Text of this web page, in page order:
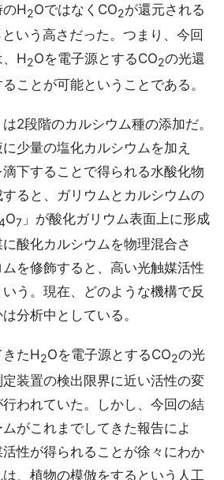
H2OではなくCO2が還元される
いう高さだった。つまり、今回
H2Oを電子源とするCO2の光還
ことが可能ということである。
2段階のカルシウム種の添加だ。
少量の塩化カルシウムを加え
下することで得られる水酸化物
ると、ガリウムとカルシウムの
O7 」が酸化ガリウム表面上に形成
酸化カルシウムを物理混合さ
を修飾すると、高い光触媒活性
う。現在、どのような機構で反
分析中としている。
たH2Oを電子源とするCO2の光
装置の検出限界に近い活性の変
われていた。しかし、今回の結
がこれまでしてきた報告によ
性が得られることが徐々にわか
、植物の模倣をするという人工